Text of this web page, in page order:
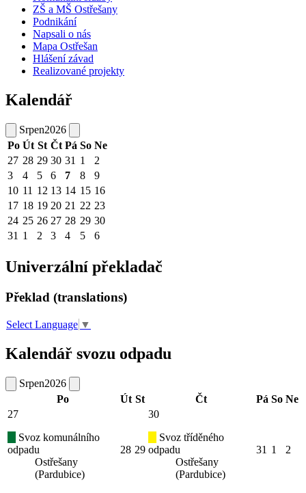
ZŠ a MŠ Ostřešany
Podnikání
Napsali o nás
Mapa Ostřešan
Hlášení závad
Realizované projekty
Kalendář
Srpen2026
Po Út St Čt Pá So Ne
27 28 29 30 31 1
2
3
4 5 6 7 8
9
10 11 12 13 14 15 16
17 18 19 20 21 22 23
24 25 26 27 28 29 30
31 1 2 3 4 5 6
Univerzální překladač
Překlad (translations)
Select Language ▼
Kalendář svozu odpadu
Srpen2026
Po
Út St Čt Pá So Ne
27
Svoz komunálního
odpadu
Ostřešany
(Pardubice)
28 29
30
Svoz tříděného
odpadu
Ostřešany
(Pardubice)
31 1 2